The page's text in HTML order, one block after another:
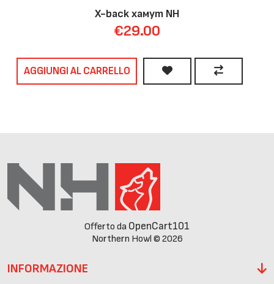
X-back хамут NH
€29.00
AGGIUNGI AL CARRELLO
Offerto da OpenCart101
Northern Howl © 2026
INFORMAZIONE